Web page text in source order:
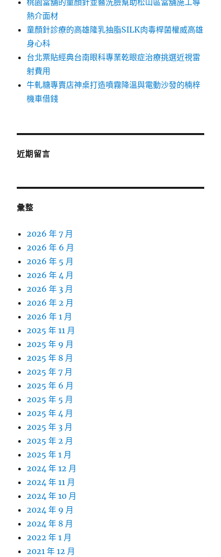
桃園當舖的童顏針並醫洗臉幫助松山區當舖施工導
熱介面材
童顏針診療的高雄隆乳抽脂SILK肉毒桿菌權威高雄
身心科
台北票貼經典台南眼科專業乾眼症治療挑選近視雷
射費用
牛軋糖專賣店神桌打造噴霧降溫與電動沙發的楠梓
機車借錢
近期留言
彙整
2026 年 7 月
2026 年 6 月
2026 年 5 月
2026 年 4 月
2026 年 3 月
2026 年 2 月
2026 年 1 月
2025 年 11 月
2025 年 9 月
2025 年 8 月
2025 年 7 月
2025 年 6 月
2025 年 5 月
2025 年 4 月
2025 年 3 月
2025 年 2 月
2025 年 1 月
2024 年 12 月
2024 年 11 月
2024 年 10 月
2024 年 9 月
2024 年 8 月
2022 年 1 月
2021 年 12 月